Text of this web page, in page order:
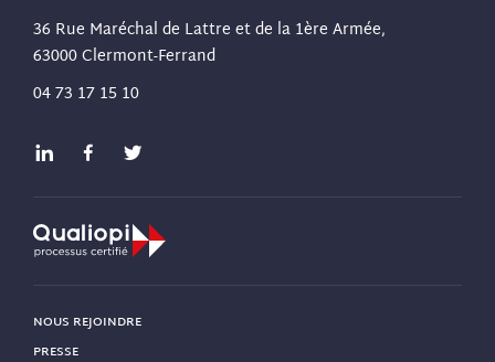
36 Rue Maréchal de Lattre et de la 1ère Armée,
63000 Clermont-Ferrand
04 73 17 15 10
NOUS REJOINDRE
PRESSE